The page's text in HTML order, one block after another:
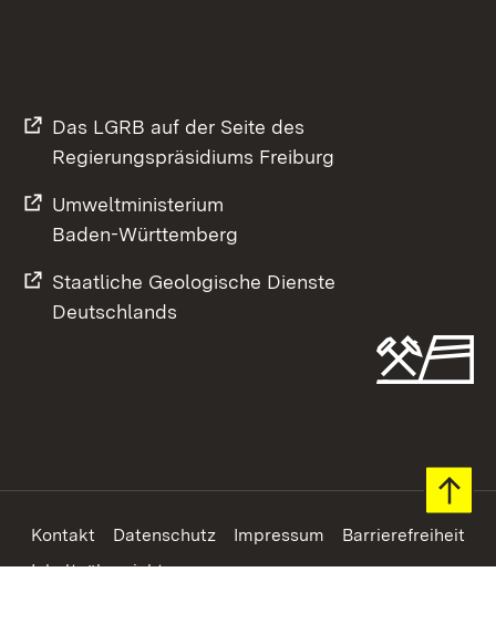
Das LGRB auf der Seite des
Regierungspräsidiums Freiburg
Umweltministerium
Baden-Württemberg
Staatliche Geologische Dienste
Deutschlands
Footer
Kontakt Datenschutz Impressum
Barrierefreiheit
Inhaltsübersicht